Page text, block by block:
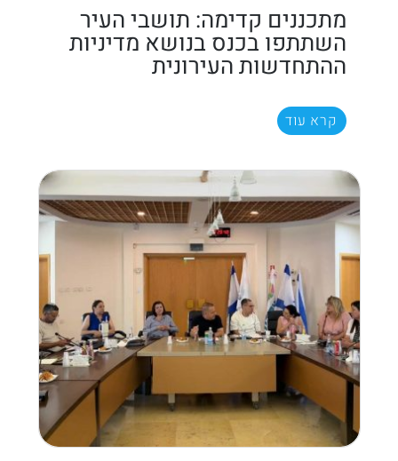
מתכננים קדימה: תושבי העיר
השתתפו בכנס בנושא מדיניות
ההתחדשות העירונית
קרא עוד